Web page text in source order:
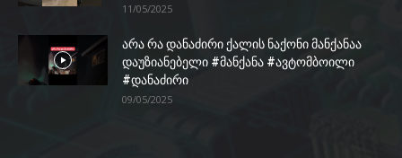
11/05/2025
არა რა დანაძირი ქალის ნაქონი მანქანაა
დაუზიანებელი #მანქანა #ავტომბოილი
#დანაძირი
09/05/2025